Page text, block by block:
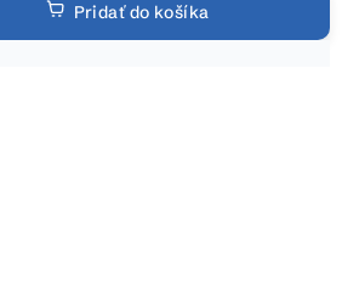
Pridať do košíka